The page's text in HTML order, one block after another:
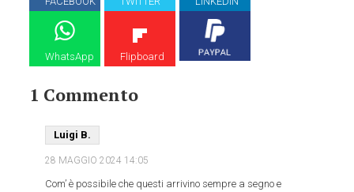
WhatsApp Flipboard
1 Commento
Luigi B.
28 MAGGIO 2024 14:05
Com’ è possibile che questi arrivino sempre a segno e